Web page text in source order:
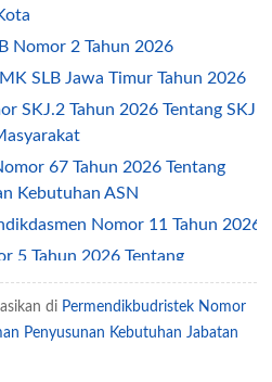
Nomor 2 Tahun 2026
SLB Jawa Timur Tahun 2026
SKJ.2 Tahun 2026 Tentang SKJ
67 Tahun 2026 Tentang
Kebutuhan ASN
Nomor 11 Tahun 2026
5 Tahun 2026 Tentang
Kinerja Pegawai
Way dan Ganjil Genap Pada
Tahun 2026 Tentang
di Permendikbudristek Nomor
Penyusunan Kebutuhan Jabatan